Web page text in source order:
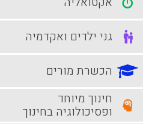
גני ילדים ואקדמיה
הכשרת מורים
חינוך מיוחד
ופסיכולוגיה בחינוך